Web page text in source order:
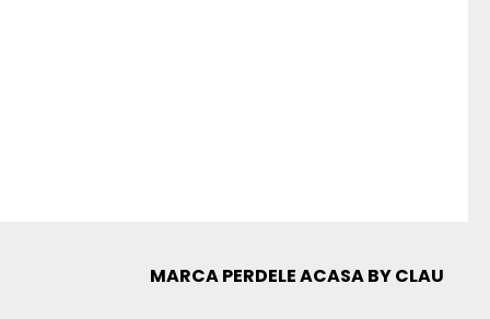
MARCA PERDELE ACASA BY CLAU